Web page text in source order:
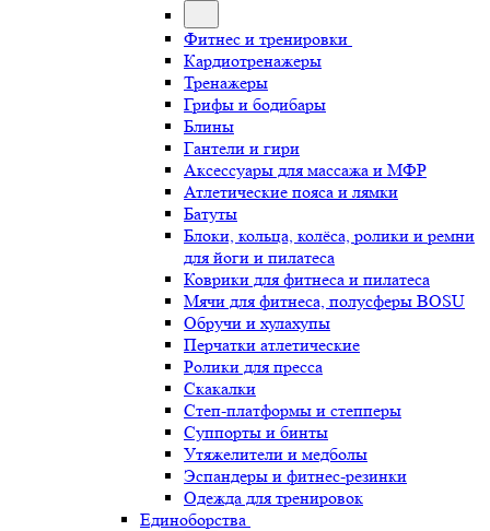
Фитнес и тренировки
Кардиотренажеры
Тренажеры
Грифы и бодибары
Блины
Гантели и гири
Аксессуары для массажа и МФР
Атлетические пояса и лямки
Батуты
Блоки, кольца, колёса, ролики и ремни
для йоги и пилатеса
Коврики для фитнеса и пилатеса
Мячи для фитнеса, полусферы BOSU
Обручи и хулахупы
Перчатки атлетические
Ролики для пресса
Скакалки
Степ-платформы и степперы
Суппорты и бинты
Утяжелители и медболы
Эспандеры и фитнес-резинки
Одежда для тренировок
Единоборства